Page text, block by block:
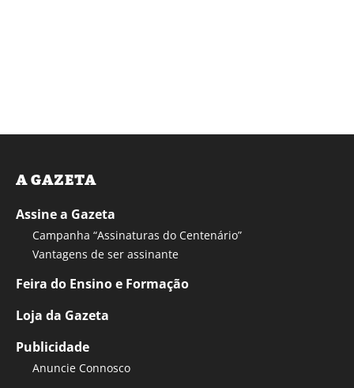
A GAZETA
Assine a Gazeta
Campanha “Assinaturas do Centenário”
Vantagens de ser assinante
Feira do Ensino e Formação
Loja da Gazeta
Publicidade
Anuncie Connosco